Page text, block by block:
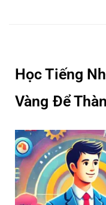
ngữ:
phá
kỷ
nguyên
số
Học Tiếng
Vàng Để